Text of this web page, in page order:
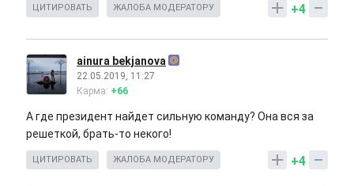
+4
ЦИТИРОВАТЬ ЖАЛОБА МОДЕРАТОРУ
ainura bekjanova
22.05.2019, 11:27
Карма: +66
А где президент найдет сильную команду? Она вся за
решеткой, брать-то некого!
+4
ЦИТИРОВАТЬ ЖАЛОБА МОДЕРАТОРУ